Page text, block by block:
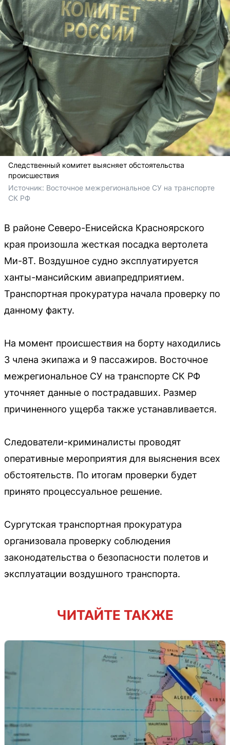
Следственный комитет выясняет обстоятельства
происшествия
Источник: Восточное межрегиональное СУ на транспорте
СК РФ
В районе Северо-Енисейска Красноярского
края произошла жесткая посадка вертолета
Ми-8Т. Воздушное судно эксплуатируется
ханты-мансийским авиапредприятием.
Транспортная прокуратура начала проверку по
данному факту.
На момент происшествия на борту находились
3 члена экипажа и 9 пассажиров. Восточное
межрегиональное СУ на транспорте СК РФ
уточняет данные о пострадавших. Размер
причиненного ущерба также устанавливается.
Следователи-криминалисты проводят
оперативные мероприятия для выяснения всех
обстоятельств. По итогам проверки будет
принято процессуальное решение.
Сургутская транспортная прокуратура
организовала проверку соблюдения
законодательства о безопасности полетов и
эксплуатации воздушного транспорта.
ЧИТАЙТЕ ТАКЖЕ